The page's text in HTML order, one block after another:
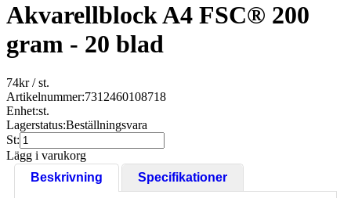
Akvarellblock A4 FSC® 200
gram - 20 blad
74kr/ st.
Artikelnummer:7312460108718
Enhet:st.
Lagerstatus:Beställningsvara
St:
Lägg i varukorg
Beskrivning
Specifikationer